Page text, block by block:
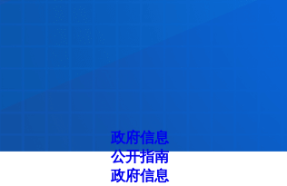
政府信息
公开指南
政府信息